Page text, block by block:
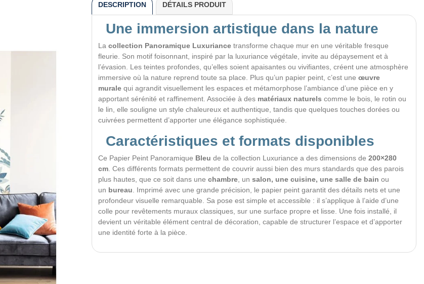
DESCRIPTION DÉTAILS PRODUIT
Une immersion artistique dans la nature
La collection Panoramique Luxuriance transforme chaque mur en une véritable fresque
fleurie. Son motif foisonnant, inspiré par la luxuriance végétale, invite au dépaysement et à
l’évasion. Les teintes profondes, qu’elles soient apaisantes ou vivifiantes, créent une atmosphère
immersive où la nature reprend toute sa place. Plus qu’un papier peint, c’est une œuvre
murale qui agrandit visuellement les espaces et métamorphose l’ambiance d’une pièce en y
apportant sérénité et raffinement. Associée à des matériaux naturels comme le bois, le rotin ou
le lin, elle souligne un style chaleureux et authentique, tandis que quelques touches dorées ou
cuivrées permettent d’apporter une élégance sophistiquée.
Caractéristiques et formats disponibles
Ce Papier Peint Panoramique Bleu de la collection Luxuriance a des dimensions de 200×280
cm . Ces différents formats permettent de couvrir aussi bien des murs standards que des parois
plus hautes, que ce soit dans une chambre , un salon, une cuisine, une salle de bain ou
un bureau . Imprimé avec une grande précision, le papier peint garantit des détails nets et une
profondeur visuelle remarquable. Sa pose est simple et accessible : il s’applique à l’aide d’une
colle pour revêtements muraux classiques, sur une surface propre et lisse. Une fois installé, il
devient un véritable élément central de décoration, capable de structurer l’espace et d’apporter
une identité forte à la pièce.